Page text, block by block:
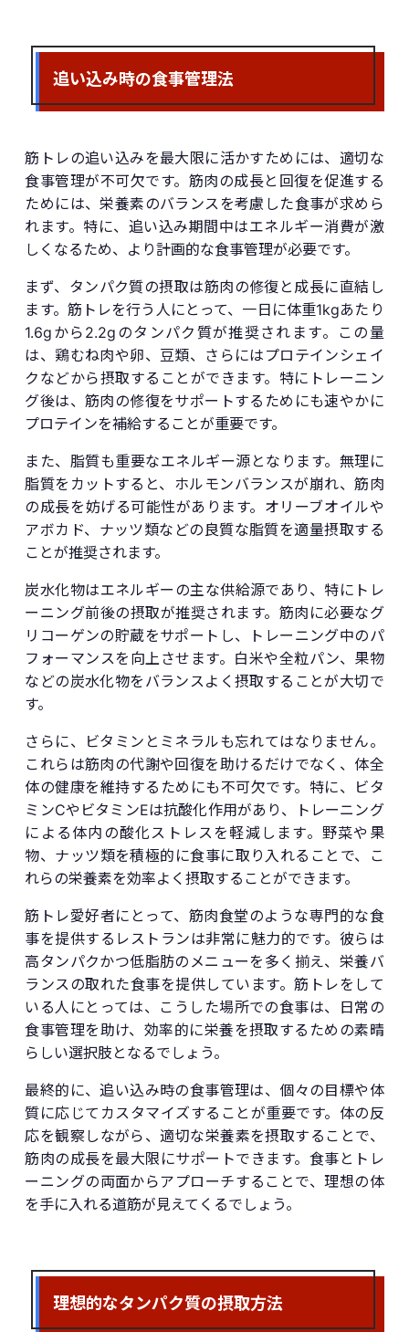
追い込み時の食事管理法
筋トレの追い込みを最大限に活かすためには、適切な
食事管理が不可欠です。筋肉の成長と回復を促進する
ためには、栄養素のバランスを考慮した食事が求めら
れます。特に、追い込み期間中はエネルギー消費が激
しくなるため、より計画的な食事管理が必要です。
まず、タンパク質の摂取は筋肉の修復と成長に直結し
ます。筋トレを行う人にとって、一日に体重1kgあたり
1.6gから2.2gのタンパク質が推奨されます。この量
は、鶏むね肉や卵、豆類、さらにはプロテインシェイ
クなどから摂取することができます。特にトレーニン
グ後は、筋肉の修復をサポートするためにも速やかに
プロテインを補給することが重要です。
また、脂質も重要なエネルギー源となります。無理に
脂質をカットすると、ホルモンバランスが崩れ、筋肉
の成長を妨げる可能性があります。オリーブオイルや
アボカド、ナッツ類などの良質な脂質を適量摂取する
ことが推奨されます。
炭水化物はエネルギーの主な供給源であり、特にトレ
ーニング前後の摂取が推奨されます。筋肉に必要なグ
リコーゲンの貯蔵をサポートし、トレーニング中のパ
フォーマンスを向上させます。白米や全粒パン、果物
などの炭水化物をバランスよく摂取することが大切で
す。
さらに、ビタミンとミネラルも忘れてはなりません。
これらは筋肉の代謝や回復を助けるだけでなく、体全
体の健康を維持するためにも不可欠です。特に、ビタ
ミンCやビタミンEは抗酸化作用があり、トレーニング
による体内の酸化ストレスを軽減します。野菜や果
物、ナッツ類を積極的に食事に取り入れることで、こ
れらの栄養素を効率よく摂取することができます。
筋トレ愛好者にとって、筋肉食堂のような専門的な食
事を提供するレストランは非常に魅力的です。彼らは
高タンパクかつ低脂肪のメニューを多く揃え、栄養バ
ランスの取れた食事を提供しています。筋トレをして
いる人にとっては、こうした場所での食事は、日常の
食事管理を助け、効率的に栄養を摂取するための素晴
らしい選択肢となるでしょう。
最終的に、追い込み時の食事管理は、個々の目標や体
質に応じてカスタマイズすることが重要です。体の反
応を観察しながら、適切な栄養素を摂取することで、
筋肉の成長を最大限にサポートできます。食事とトレ
ーニングの両面からアプローチすることで、理想の体
を手に入れる道筋が見えてくるでしょう。
理想的なタンパク質の摂取方法